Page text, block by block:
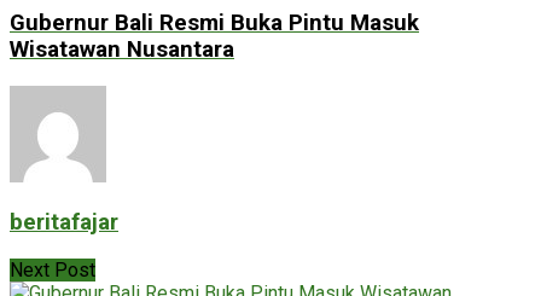
Gubernur Bali Resmi Buka Pintu Masuk
Wisatawan Nusantara
beritafajar
Next Post